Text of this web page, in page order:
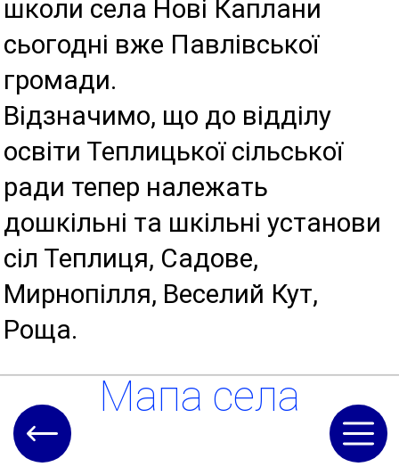
школи села Нові Каплани
сьогодні вже Павлівської
громади.
Відзначимо, що до відділу
освіти Теплицької сільської
ради тепер належать
дошкільні та шкільні установи
сіл Теплиця, Садове,
Мирнопілля, Веселий Кут,
Роща.
Мапа села